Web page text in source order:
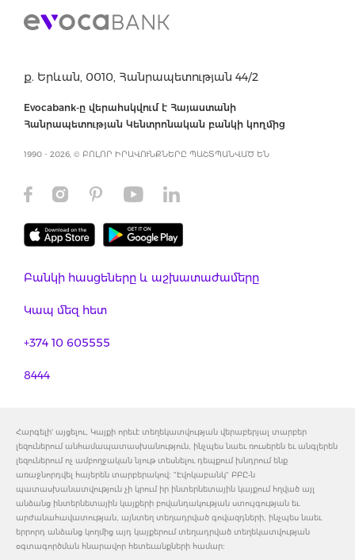
ք. Երևան, 0010, Հանրապետության 44/2
Evocabank-ը վերահսկվում է Հայաստանի
Հանրապետության Կենտրոնական բանկի կողմից
1990 - 2026, © ԲՈԼՈՐ ԻՐԱՎՈՒՆՔՆԵՐԸ ՊԱՇՏՊԱՆՎԱԾ ԵՆ
Բանկի հասցեները և աշխատաժամերը
Կապ մեզ հետ
+374 10 605555
8444
Հարգելի' այցելու, Կայքի որեւէ տեղեկատվության վերաբերյալ տարբեր
լեզուներում անհամապատասխանություն, ինչպես նաեւ ռուսերեն եւ անգլերեն
լեզուներում ոչ ամբողջական նյութ տեսնելու դեպքում խնդրում ենք
առաջնորդվել հայերեն տարբերակով: "Էվոկաբանկ" ԲԲԸ-ն
պատասխանատվություն չի կրում իր ինտերնետային կայքում հղված այլ
անձանց ինտերնետային կայքերի բովանդակության ստույգության եւ
արժանահավատության, այնտեղ տեղադրված գովազդների, ինչպես նաեւ
երրորդ անձանց կողմից այդ կայքերում տեղադրված տեղեկատվության
օգտագործման հնարավոր հետեւանքների համար: